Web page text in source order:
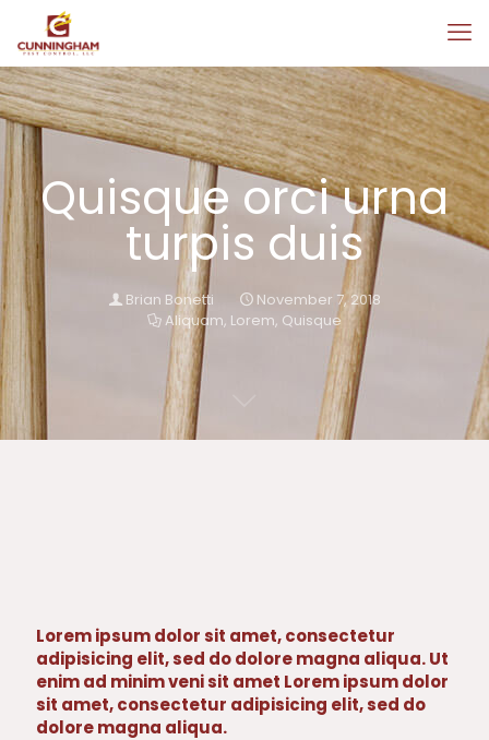
Quisque orci urna
turpis duis
Brian Bonetti
November 7, 2018
Aliquam, Lorem, Quisque
Lorem ipsum dolor sit amet, consectetur
adipisicing elit, sed do dolore magna aliqua. Ut
enim ad minim veni sit amet Lorem ipsum dolor
sit amet, consectetur adipisicing elit, sed do
dolore magna aliqua.